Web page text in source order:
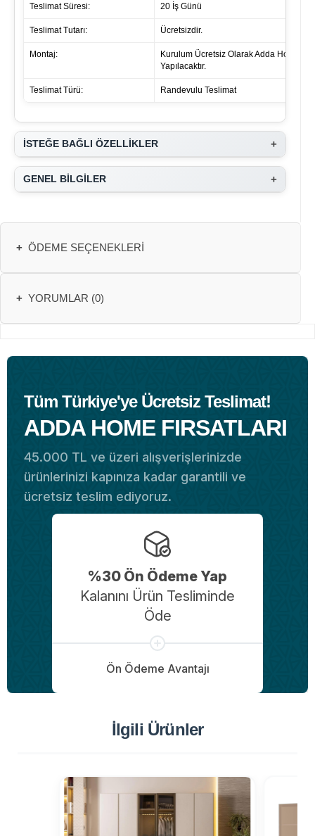
Teslimat Süresi: 20 İş Günü
Teslimat Tutarı: Ücretsizdir.
Montaj:
Kurulum Ücretsiz Olarak Adda Home
Yapılacaktır.
Teslimat Türü: Randevulu Teslimat
İSTEĞE BAĞLI ÖZELLİKLER +
GENEL BİLGİLER +
+ ÖDEME SEÇENEKLERI
+ YORUMLAR (0)
Tüm Türkiye'ye Ücretsiz Teslimat!
ADDA HOME FIRSATLARI
45.000 TL ve üzeri alışverişlerinizde
ürünlerinizi kapınıza kadar garantili ve
ücretsiz teslim ediyoruz.
%30 Ön Ödeme Yap
Kalanını Ürün Tesliminde
Öde
Ön Ödeme Avantajı
İlgili Ürünler